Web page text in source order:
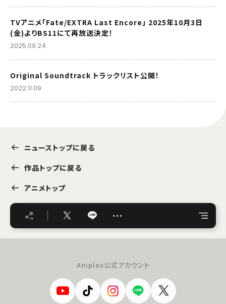
TVアニメ「Fate/EXTRA Last Encore」 2025年10月3日
(金)よりBS11にて再放送決定！
2025.09.24
Original Soundtrack トラックリスト公開！
2022.11.09
ニューストップに戻る
作品トップに戻る
アニメトップ
…
Aniplex公式アカウント